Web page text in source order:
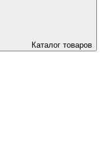
Каталог товаров